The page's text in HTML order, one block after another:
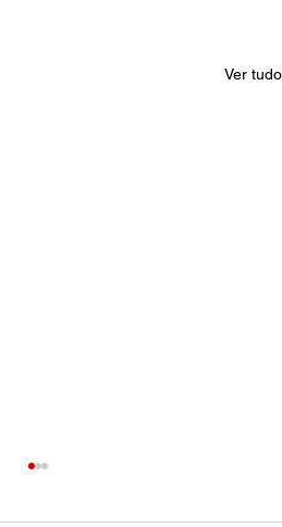
Ver tudo